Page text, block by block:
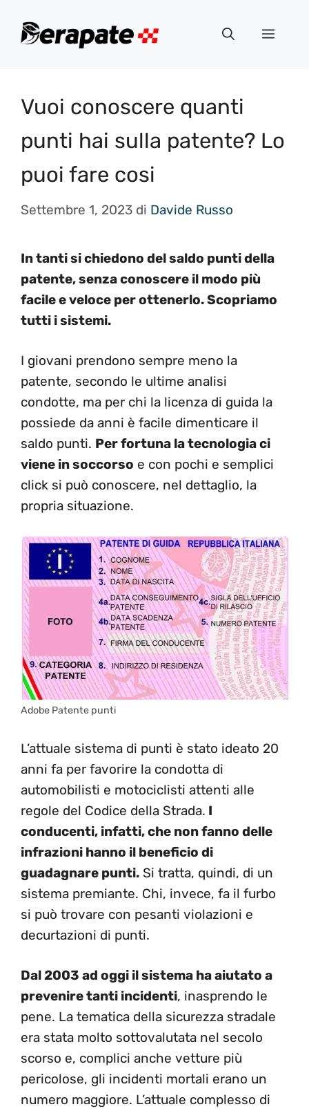
Menu
Vuoi conoscere quanti
punti hai sulla patente? Lo
puoi fare cosi
Settembre 1, 2023 di Davide Russo
In tanti si chiedono del saldo punti della
patente, senza conoscere il modo più
facile e veloce per ottenerlo. Scopriamo
tutti i sistemi.
I giovani prendono sempre meno la
patente, secondo le ultime analisi
condotte, ma per chi la licenza di guida la
possiede da anni è facile dimenticare il
saldo punti. Per fortuna la tecnologia ci
viene in soccorso e con pochi e semplici
click si può conoscere, nel dettaglio, la
propria situazione.
Adobe Patente punti
L’attuale sistema di punti è stato ideato 20
anni fa per favorire la condotta di
automobilisti e motociclisti attenti alle
regole del Codice della Strada. I
conducenti, infatti, che non fanno delle
infrazioni hanno il beneficio di
guadagnare punti. Si tratta, quindi, di un
sistema premiante. Chi, invece, fa il furbo
si può trovare con pesanti violazioni e
decurtazioni di punti.
Dal 2003 ad oggi il sistema ha aiutato a
prevenire tanti incidenti, inasprendo le
pene. La tematica della sicurezza stradale
era stata molto sottovalutata nel secolo
scorso e, complici anche vetture più
pericolose, gli incidenti mortali erano un
numero maggiore. L’attuale complesso di